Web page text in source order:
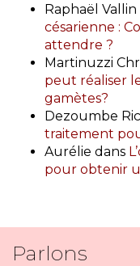
Raphaël Vallin
césarienne :
attendre ?
Martinuzzi
peut réaliser
gamètes?
Dezoumbe
traitement
Aurélie dans
pour obtenir
Parlons